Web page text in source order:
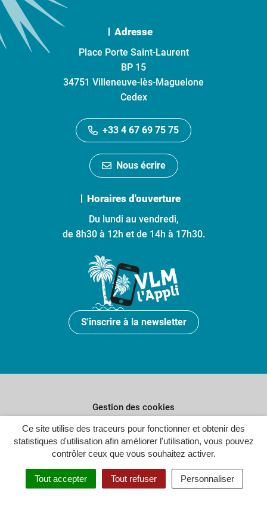
Ce site utilise des traceurs pour fonctionner et obtenir des
statistiques d'utilisation afin améliorer l'utilisation, vous pouvez
contrôler ceux que vous souhaitez activer.
Tout accepter Tout refuser Personnaliser
Adresse
Place Porte Saint-Laurent
BP 15
34751 Villeneuve-lès-Maguelone
Cedex
+33 4 67 69 75 75
Nous écrire
Horaires d'ouverture
Du lundi au vendredi,
de 8h30 à 12h et de 14h à 17h30.
S'inscrire à la newsletter
Gestion des cookies
Plan du site
Politique de confidentialité
Crédits